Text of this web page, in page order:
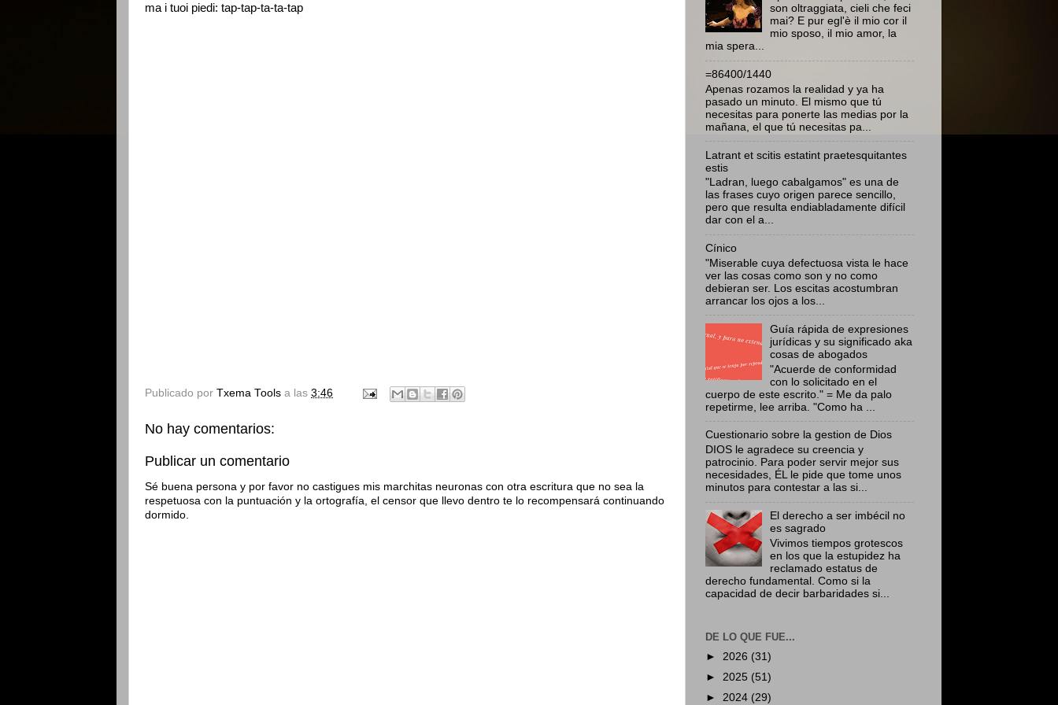
ma i tuoi piedi: tap-tap-ta-ta-tap
Publicado por Txema Tools a las 3:46
No hay comentarios:
Publicar un comentario
Sé buena persona y por favor no castigues mis marchitas neuronas con otra escritura que no sea la
respetuosa con la puntuación y la ortografía, el censor que llevo dentro te lo recompensará continuando
dormido.
son oltraggiata, cieli che feci
mai? E pur egl'è il mio cor il
mio sposo, il mio amor, la
mia spera...
=86400/1440
Apenas rozamos la realidad y ya ha
pasado un minuto. El mismo que tú
necesitas para ponerte las medias por la
mañana, el que tú necesitas pa...
Latrant et scitis estatint praetesquitantes
estis
"Ladran, luego cabalgamos" es una de
las frases cuyo origen parece sencillo,
pero que resulta endiabladamente difícil
dar con el a...
Cínico
"Miserable cuya defectuosa vista le hace
ver las cosas como son y no como
debieran ser. Los escitas acostumbran
arrancar los ojos a los...
Guía rápida de expresiones
jurídicas y su significado aka
cosas de abogados
"Acuerde de conformidad
con lo solicitado en el
cuerpo de este escrito." = Me da palo
repetirme, lee arriba. "Como ha ...
Cuestionario sobre la gestion de Dios
DIOS le agradece su creencia y
patrocinio. Para poder servir mejor sus
necesidades, ÉL le pide que tome unos
minutos para contestar a las si...
El derecho a ser imbécil no
es sagrado
Vivimos tiempos grotescos
en los que la estupidez ha
reclamado estatus de
derecho fundamental. Como si la
capacidad de decir barbaridades si...
DE LO QUE FUE...
► 2026 (31)
► 2025 (51)
► 2024 (29)